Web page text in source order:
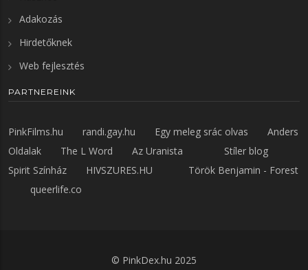
Adakozás
Hirdetőknek
Web fejlesztés
PARTNEREINK
PinkFilms.hu randi.gay.hu Egy meleg srác olvas
Anders
Oldalak
The L Word Az Uranista
Stíler blog
Spirit Színház
HIVSZURES.HU
Török Benjamin - Forest
queerlife.co
© PinkDex.hu 2025